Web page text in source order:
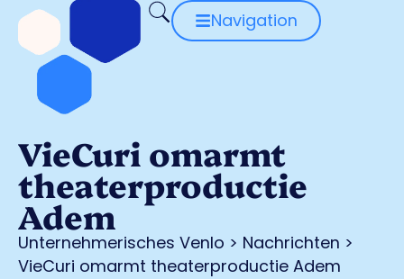
Navigation
VieCuri omarmt
theaterproductie
Adem
Unternehmerisches Venlo > Nachrichten >
VieCuri omarmt theaterproductie Adem